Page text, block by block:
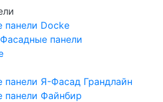
панели Docke
панели
панели Я-Фасад Грандлайн
панели Файнбир